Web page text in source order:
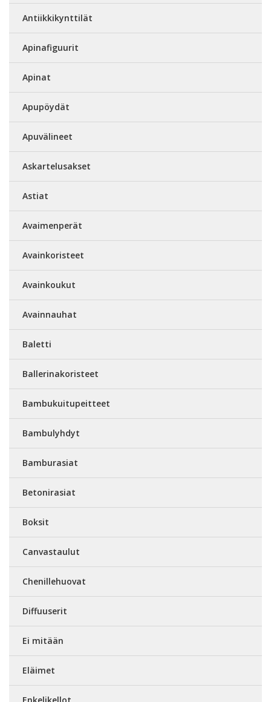
Antiikkikynttilät
Apinafiguurit
Apinat
Apupöydät
Apuvälineet
Askartelusakset
Astiat
Avaimenperät
Avainkoristeet
Avainkoukut
Avainnauhat
Baletti
Ballerinakoristeet
Bambukuitupeitteet
Bambulyhdyt
Bamburasiat
Betonirasiat
Boksit
Canvastaulut
Chenillehuovat
Diffuuserit
Ei mitään
Eläimet